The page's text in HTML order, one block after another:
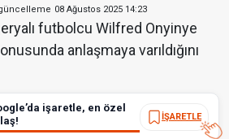
08 Ağustos 2025 14:23
futbolcu Wilfred Onyinye
anlaşmaya varıldığını
işaretle, en özel
İŞARETLE